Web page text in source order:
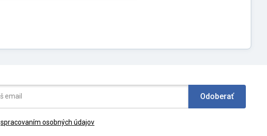
Odoberať
spracovaním osobných údajov